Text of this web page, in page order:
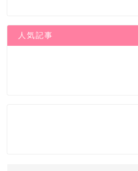
人気記事